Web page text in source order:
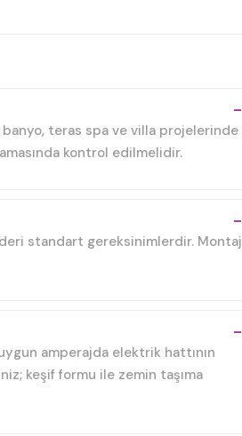
teras spa ve villa projelerinde
kontrol edilmelidir.
standart gereksinimlerdir. Montaj
amperajda elektrik hattının
keşif formu ile zemin taşıma